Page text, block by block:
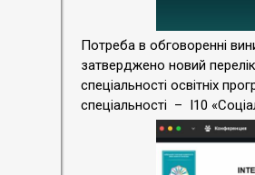
Потреба в обговоренні
затверджено новий перелік
спеціальності освітніх
спеціальності – І10